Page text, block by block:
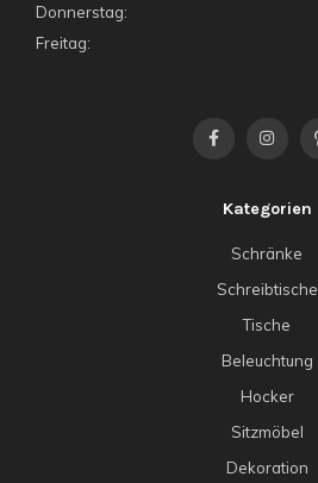
Donnerstag:
Freitag:
Kategorien
Schränke
Schreibtische
Tische
Beleuchtung
Hocker
Sitzmöbel
Dekoration